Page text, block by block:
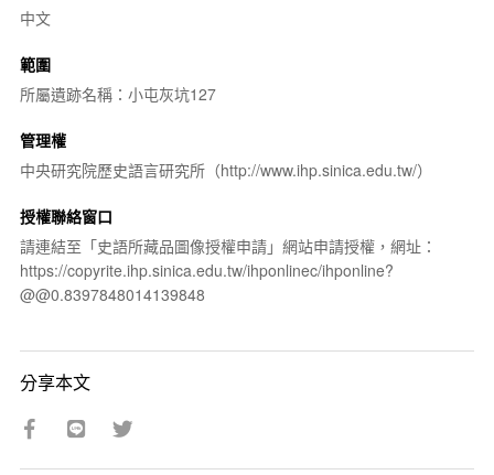
中文
範圍
所屬遺跡名稱：小屯灰坑127
管理權
中央研究院歷史語言研究所（http://www.ihp.sinica.edu.tw/）
授權聯絡窗口
請連結至「史語所藏品圖像授權申請」網站申請授權，網址：
https://copyrite.ihp.sinica.edu.tw/ihponlinec/ihponline?
@@0.8397848014139848
分享本文